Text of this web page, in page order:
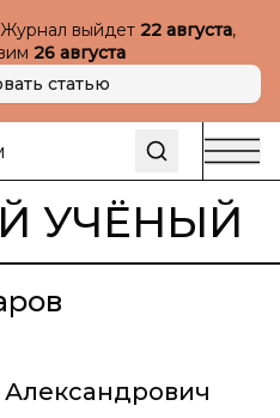
Журнал выйдет 22 августа,
26 августа
статью
УЧЁНЫЙ